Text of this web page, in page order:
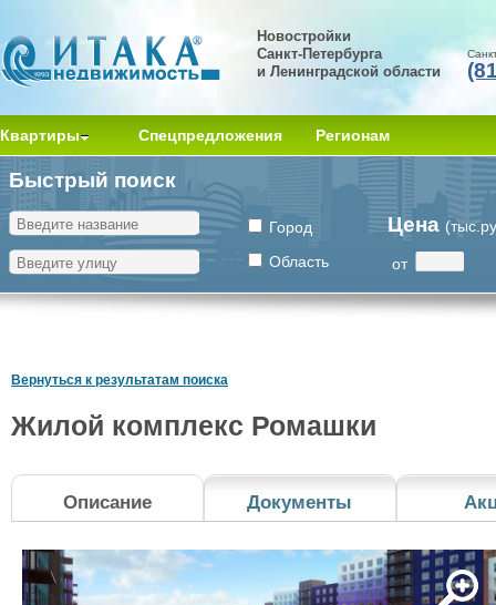
Новостройки
Санкт-Петербурга
и Ленинградской области
Квартиры Спецпредложения Регионам
Быстрый поиск
Город
Область
Цена
от
Вернуться к результатам поиска
Жилой комплекс Ромашки
Описание Документы